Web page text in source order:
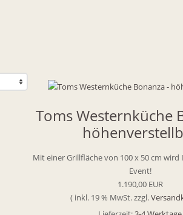
Toms Westernküche
Mit einer Grillfläche von 100 x 50 cm wird
Event!
1.190,00 EUR
( inkl. 19 % MwSt. zzgl.